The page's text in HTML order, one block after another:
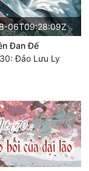
06T09:28:09Z
Đan Đế
Đảo Lưu Ly